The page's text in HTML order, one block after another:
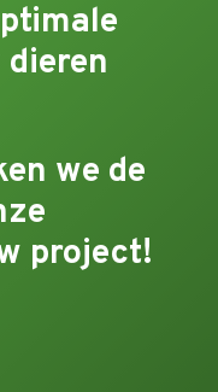
we de
project!